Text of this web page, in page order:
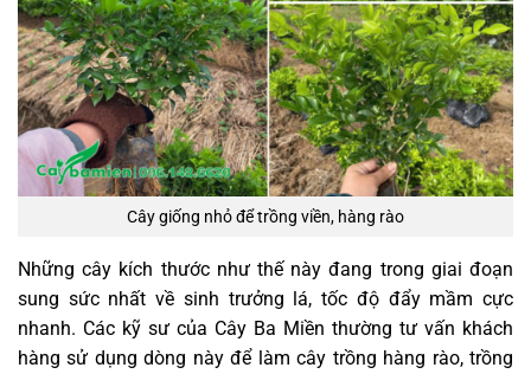
Cây giống nhỏ để trồng viền, hàng rào
Những cây kích thước như thế này đang trong giai đoạn
sung sức nhất về sinh trưởng lá, tốc độ đẩy mầm cực
nhanh. Các kỹ sư của Cây Ba Miền thường tư vấn khách
hàng sử dụng dòng này để làm cây trồng hàng rào, trồng